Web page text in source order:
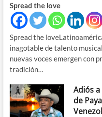
Spread the love
Spread the
inagotable de talento
nuevas voces emergen con
tradición…
Adiós
de